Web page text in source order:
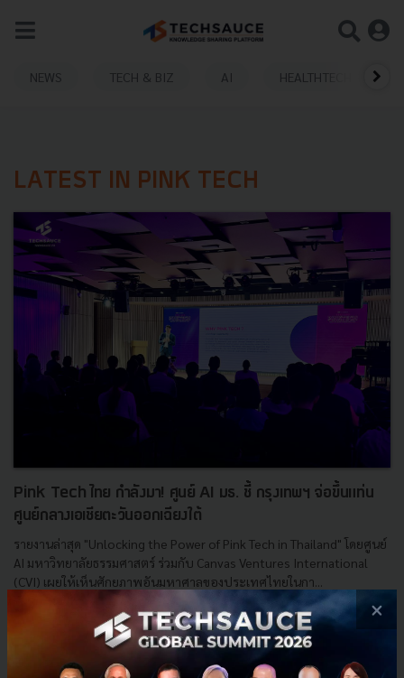
NEWS TECH & BIZ AI HEALTHTECH
LATEST IN PINK TECH
Pink Tech ไทย กำลังมา! ศูนย์ AI มธ. ชี้ กรุงเทพฯ จ่อขึ้นแท่น
ศูนย์กลางเอเชียตะวันออกเฉียงใต้
รายงานล่าสุด "Unlocking the Power of Pink Tech in Thailand" โดยศูนย์
AI มหาวิทยาลัยธรรมศาสตร์ ร่วมกับ Canvas Ventures International
(CVI) เผยให้เห็นศักยภาพอันมหาศาลของประเทศไทยในกา...
| By Techsauce Team
CVI Pink Tech Pink Economy
×